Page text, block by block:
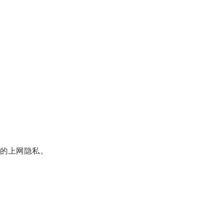
上网隐私。